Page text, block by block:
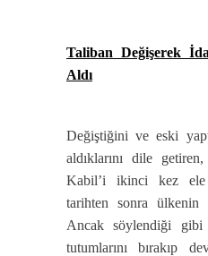
Taliban Değişerek
Aldı
Değiştiğini ve eski
aldıklarını dile
Kabil’i ikinci kez
tarihten sonra ülkenin
Ancak söylendiği gibi
tutumlarını bırakıp